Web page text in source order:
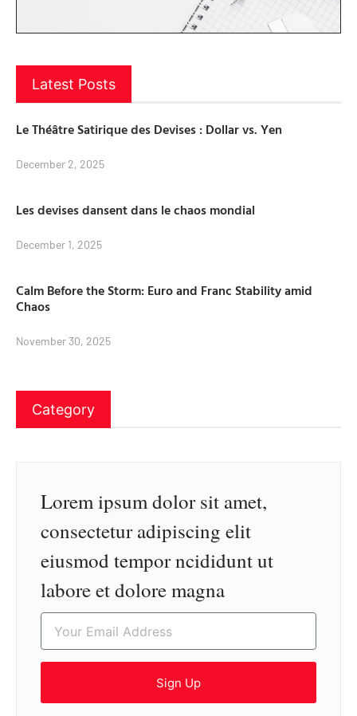
Latest Posts
Le Théâtre Satirique des Devises : Dollar vs. Yen
December 2, 2025
Les devises dansent dans le chaos mondial
December 1, 2025
Calm Before the Storm: Euro and Franc Stability amid
Chaos
November 30, 2025
Category
Lorem ipsum dolor sit amet,
consectetur adipiscing elit
eiusmod tempor ncididunt ut
labore et dolore magna
Sign Up